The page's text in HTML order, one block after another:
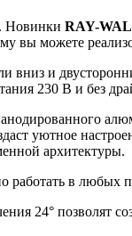
. Новинки RAY-
вы можете
вниз и
230 В и без
уютное
архитектуры.
работать в
24° позволят